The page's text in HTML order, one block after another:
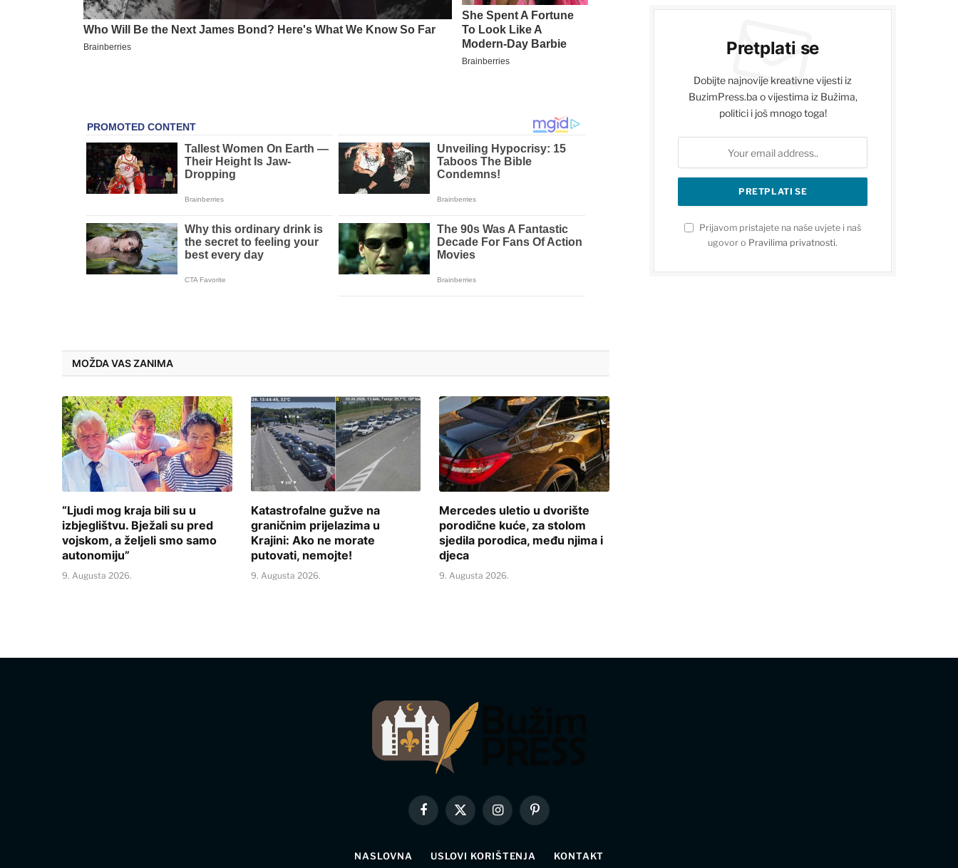
MOŽDA VAS ZANIMA
“Ljudi mog kraja bili su u
izbjeglištvu. Bježali su pred
vojskom, a željeli smo samo
autonomiju”
9. Augusta 2026.
Katastrofalne gužve na
graničnim prijelazima u
Krajini: Ako ne morate
putovati, nemojte!
9. Augusta 2026.
Mercedes uletio u dvorište
porodične kuće, za stolom
sjedila porodica, među njima i
djeca
9. Augusta 2026.
Pretplati se
Dobijte najnovije kreativne vijesti iz
BuzimPress.ba o vijestima iz Bužima,
politici i još mnogo toga!
Prijavom pristajete na naše uvjete i naš
ugovor o Pravilima privatnosti.
Facebook
X
(Twitter)
InstagramPinterest
NASLOVNA USLOVI KORIŠTENJA KONTAKT